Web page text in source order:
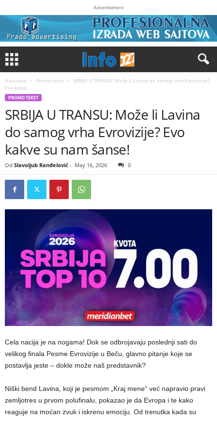
Advertisiment
Naslovna Promo tekst
SRBIJA U TRANSU: Može li Lavina do samog vrha Evrovizije?
Evo kakve...
PROMO TEKST
SRBIJA U TRANSU: Može li Lavina
do samog vrha Evrovizije? Evo
kakve su nam šanse!
Od Slavoljub Ranđelović - May 16, 2026 0
Cela nacija je na nogama! Dok se odbrojavaju poslednji sati do
velikog finala Pesme Evrovizije u Beču, glavno pitanje koje se
postavlja jeste – dokle može naš predstavnik?
Niški bend Lavina, koji je pesmom „Kraj mene“ već napravio pravi
zemljotres u prvom polufinalu, pokazao je da Evropa i te kako
reaguje na moćan zvuk i iskrenu emociju. Od trenutka kada su